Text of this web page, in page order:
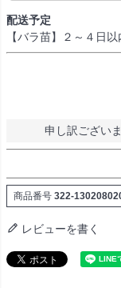
配送予定
【バラ苗】２～４日
申し訳ござい
商品番号 322-
レビューを書く